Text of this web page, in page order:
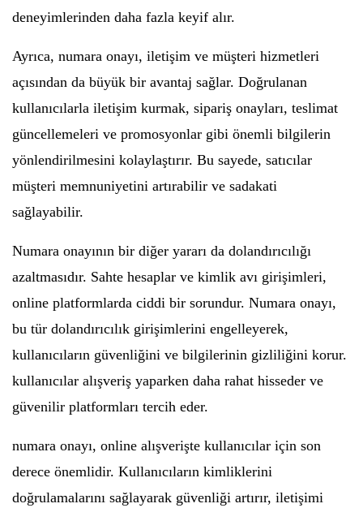
deneyimlerinden daha fazla keyif alır.
Ayrıca, numara onayı, iletişim ve müşteri hizmetleri
açısından da büyük bir avantaj sağlar. Doğrulanan
kullanıcılarla iletişim kurmak, sipariş onayları, teslimat
güncellemeleri ve promosyonlar gibi önemli bilgilerin
yönlendirilmesini kolaylaştırır. Bu sayede, satıcılar
müşteri memnuniyetini artırabilir ve sadakati
sağlayabilir.
Numara onayının bir diğer yararı da dolandırıcılığı
azaltmasıdır. Sahte hesaplar ve kimlik avı girişimleri,
online platformlarda ciddi bir sorundur. Numara onayı,
bu tür dolandırıcılık girişimlerini engelleyerek,
kullanıcıların güvenliğini ve bilgilerinin gizliliğini korur.
kullanıcılar alışveriş yaparken daha rahat hisseder ve
güvenilir platformları tercih eder.
numara onayı, online alışverişte kullanıcılar için son
derece önemlidir. Kullanıcıların kimliklerini
doğrulamalarını sağlayarak güvenliği artırır, iletişimi